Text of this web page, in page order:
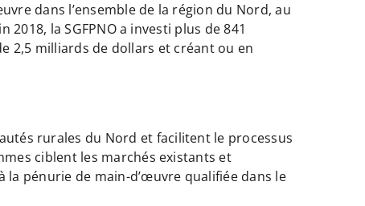
dans l’ensemble de la région du Nord, au
la SGFPNO a investi plus de 841
2,5 milliards de dollars et créant ou en
rurales du Nord et facilitent le processus
ciblent les marchés existants et
pénurie de main-d’œuvre qualifiée dans le